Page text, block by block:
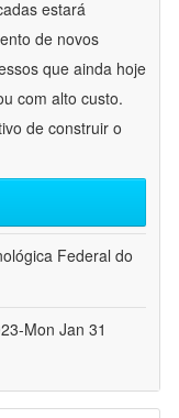
estará
de novos
que ainda hoje
com alto custo.
de construir o
Federal do
Mon Jan 31